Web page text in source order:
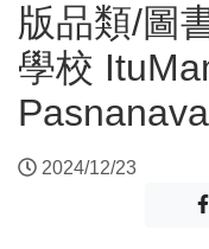
版品類/圖
學校
2024/12/23